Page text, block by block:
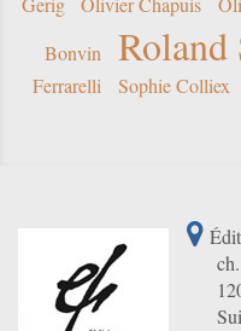
Bonvin
Roland
Ferrarelli
Sophie Colliex
ch.